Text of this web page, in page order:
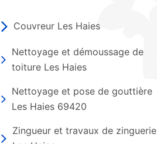
Couvreur Les Haies
Nettoyage et démoussage de
toiture Les Haies
Nettoyage et pose de gouttière
Les Haies 69420
Zingueur et travaux de zinguerie